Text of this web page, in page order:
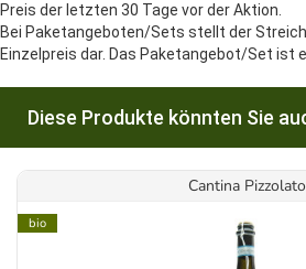
Preis der letzten 30 Tage vor der Aktion.
Bei Paketangeboten/Sets stellt der
Einzelpreis dar. Das Paketangebot/Set ist
Diese Produkte könnten Sie
Cantina Pizzolato
bio